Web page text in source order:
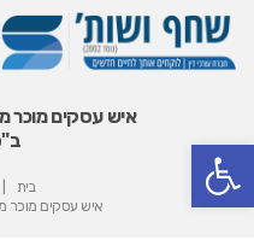
פתח סרגל נגישות
איש עסקים מוכר
בית
איש עסקים מוכר